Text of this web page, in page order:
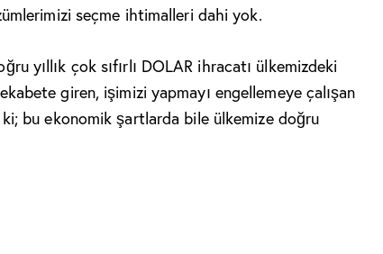
seçme ihtimalleri dahi yok.
yıllık çok sıfırlı DOLAR ihracatı ülkemizdeki
giren, işimizi yapmayı engellemeye çalışan
bu ekonomik şartlarda bile ülkemize doğru